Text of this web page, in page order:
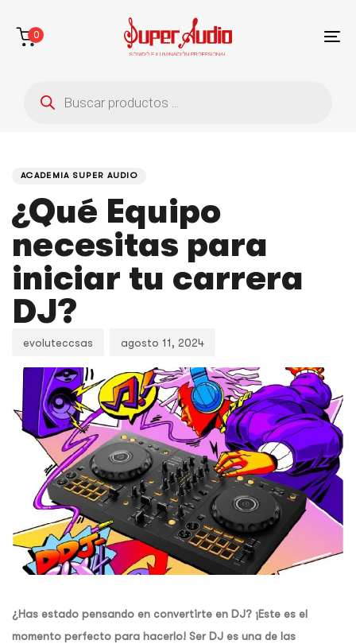
enlaces
0
productos
ACADEMIA SUPER AUDIO
¿Qué Equipo
necesitas para
iniciar tu carrera
DJ?
evoluteccsas agosto 11, 2024
¿Has estado pensando en convertirte en DJ? ¡Este es el
momento perfecto para hacerlo! Ser DJ es una de las